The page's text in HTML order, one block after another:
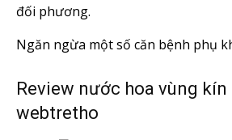
đối phương.
Ngăn ngừa một số căn bệnh phụ
Review nước hoa vùng kín
webtretho